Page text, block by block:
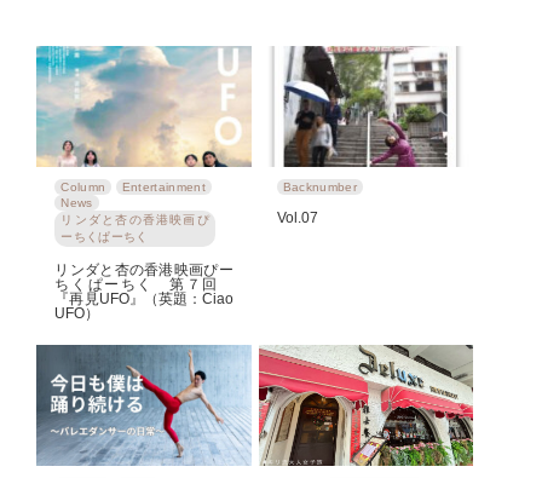
Column
Entertainment
News
リンダと杏の香港映画ぴ
ーちくぱーちく
リンダと杏の香港映画ぴー
ちくぱーちく 第７回
『再見UFO』（英題：Ciao
UFO）
Backnumber
Vol.07